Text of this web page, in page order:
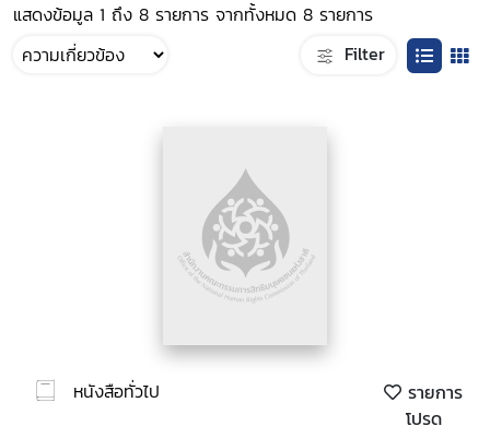
แสดงข้อมูล 1 ถึง 8 รายการ จากทั้งหมด 8 รายการ
Filter
หนังสือทั่วไป
รายการ
โปรด